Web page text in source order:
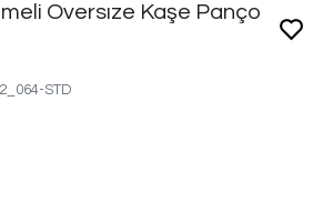
Oversıze Kaşe Panço
STD